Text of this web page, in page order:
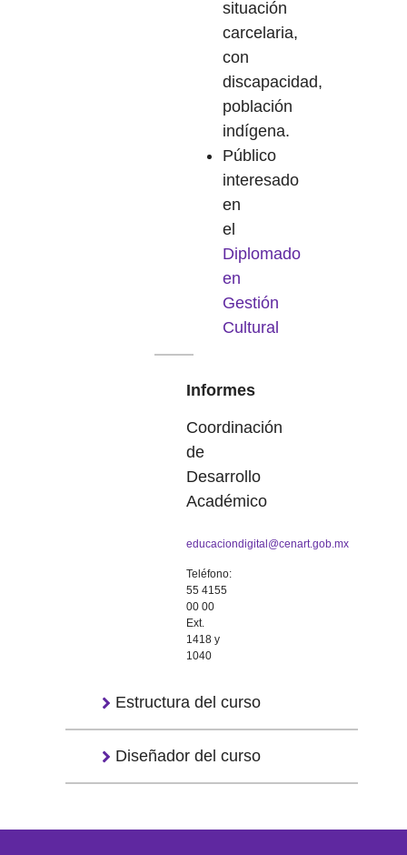
Estructura del curso
Diseñador del curso
situación
carcelaria,
con
discapacidad,
población
indígena.
Público
interesado
en
el
Diplomado
en
Gestión
Cultural
Informes
Coordinación
de
Desarrollo
Académico
educaciondigital@cenart.gob.mx
Teléfono:
55 4155
00 00
Ext.
1418 y
1040